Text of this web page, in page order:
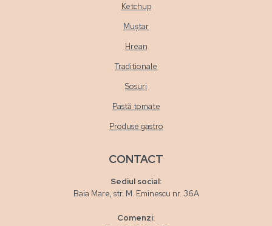
Ketchup
Muștar
Hrean
Traditionale
Sosuri
Pastă tomate
Produse gastro
CONTACT
Sediul social:
Baia Mare, str. M. Eminescu nr. 36A
Comenzi: